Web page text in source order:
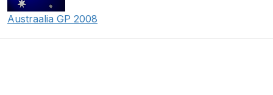
Austraalia GP 2008